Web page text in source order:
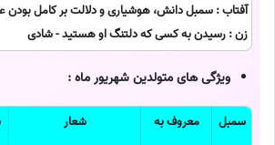
آفتاب : سمبل دانش، هوشیاری و دلالت بر کامل
زن : رسیدن به کسی که دلتنگ او هستید - شادی
ویژگی های متولدین شهریور ماه :
سمبل معروف به شعار